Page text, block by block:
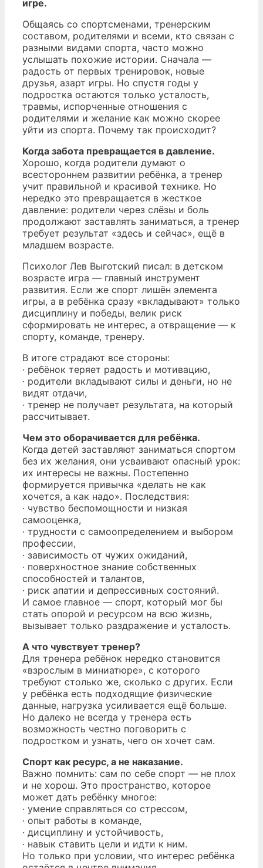
игре.
Общаясь со спортсменами, тренерским
составом, родителями и всеми, кто связан с
разными видами спорта, часто можно
услышать похожие истории. Сначала —
радость от первых тренировок, новые
друзья, азарт игры. Но спустя годы у
подростка остаются только усталость,
травмы, испорченные отношения с
родителями и желание как можно скорее
уйти из спорта. Почему так происходит?
Когда забота превращается в давление.
Хорошо, когда родители думают о
всестороннем развитии ребёнка, а тренер
учит правильной и красивой технике. Но
нередко это превращается в жесткое
давление: родители через слёзы и боль
продолжают заставлять заниматься, а тренер
требует результат «здесь и сейчас», ещё в
младшем возрасте.
Психолог Лев Выготский писал: в детском
возрасте игра — главный инструмент
развития. Если же спорт лишён элемента
игры, а в ребёнка сразу «вкладывают» только
дисциплину и победы, велик риск
сформировать не интерес, а отвращение — к
спорту, команде, тренеру.
В итоге страдают все стороны:
· ребёнок теряет радость и мотивацию,
· родители вкладывают силы и деньги, но не
видят отдачи,
· тренер не получает результата, на который
рассчитывает.
Чем это оборачивается для ребёнка.
Когда детей заставляют заниматься спортом
без их желания, они усваивают опасный урок:
их интересы не важны. Постепенно
формируется привычка «делать не как
хочется, а как надо». Последствия:
· чувство беспомощности и низкая
самооценка,
· трудности с самоопределением и выбором
профессии,
· зависимость от чужих ожиданий,
· поверхностное знание собственных
способностей и талантов,
· риск апатии и депрессивных состояний.
И самое главное — спорт, который мог бы
стать опорой и ресурсом на всю жизнь,
вызывает только раздражение и усталость.
А что чувствует тренер?
Для тренера ребёнок нередко становится
«взрослым в миниатюре», с которого
требуют столько же, сколько с других. Если
у ребёнка есть подходящие физические
данные, нагрузка усиливается ещё больше.
Но далеко не всегда у тренера есть
возможность честно поговорить с
подростком и узнать, чего он хочет сам.
Спорт как ресурс, а не наказание.
Важно помнить: сам по себе спорт — не плох
и не хорош. Это пространство, которое
может дать ребёнку многое:
· умение справляться со стрессом,
· опыт работы в команде,
· дисциплину и устойчивость,
· навык ставить цели и идти к ним.
Но только при условии, что интерес ребёнка